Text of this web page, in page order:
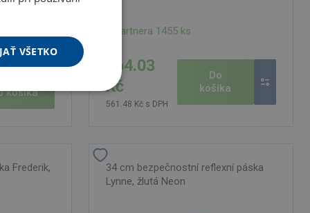
košíka
U partnera 1455 ks
464.03
Kč
561.48 Kč s DPH
Do
košíka
Frederik,
34 cm bezpečnostní reflexní páska
Lynne, žlutá Neon
VŠETKO